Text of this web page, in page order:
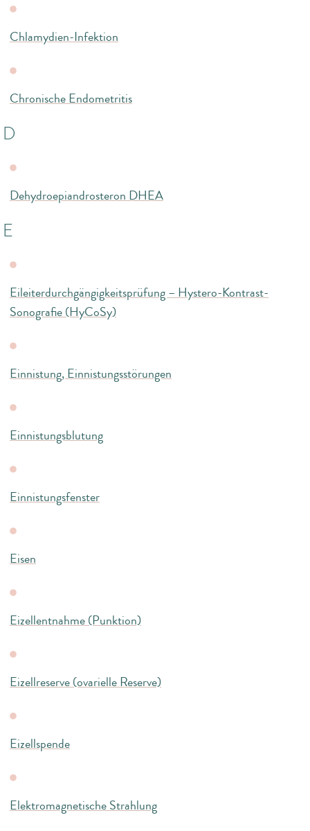
Chlamydien-Infektion
Chronische Endometritis
D
Dehydroepiandrosteron DHEA
E
Eileiterdurchgängigkeitsprüfung – Hystero-Kontrast-
Sonografie (HyCoSy)
Einnistung, Einnistungsstörungen
Einnistungsblutung
Einnistungsfenster
Eisen
Eizellentnahme (Punktion)
Eizellreserve (ovarielle Reserve)
Eizellspende
Elektromagnetische Strahlung